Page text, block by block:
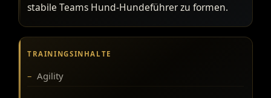
stabile Teams Hund-Hundeführer zu formen.
TRAININGSINHALTE
Agility